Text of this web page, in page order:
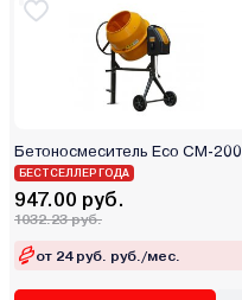
Бетоносмеситель Eco CM-200
БЕСТСЕЛЛЕР ГОДА
947.00 руб.
1032.23 руб.
от 24 руб. руб./мес.